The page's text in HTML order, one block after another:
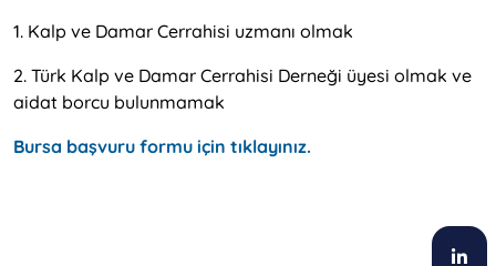
1. Kalp ve Damar Cerrahisi uzmanı olmak
2. Türk Kalp ve Damar Cerrahisi Derneği üyesi olmak ve
aidat borcu bulunmamak
Bursa başvuru formu için tıklayınız.